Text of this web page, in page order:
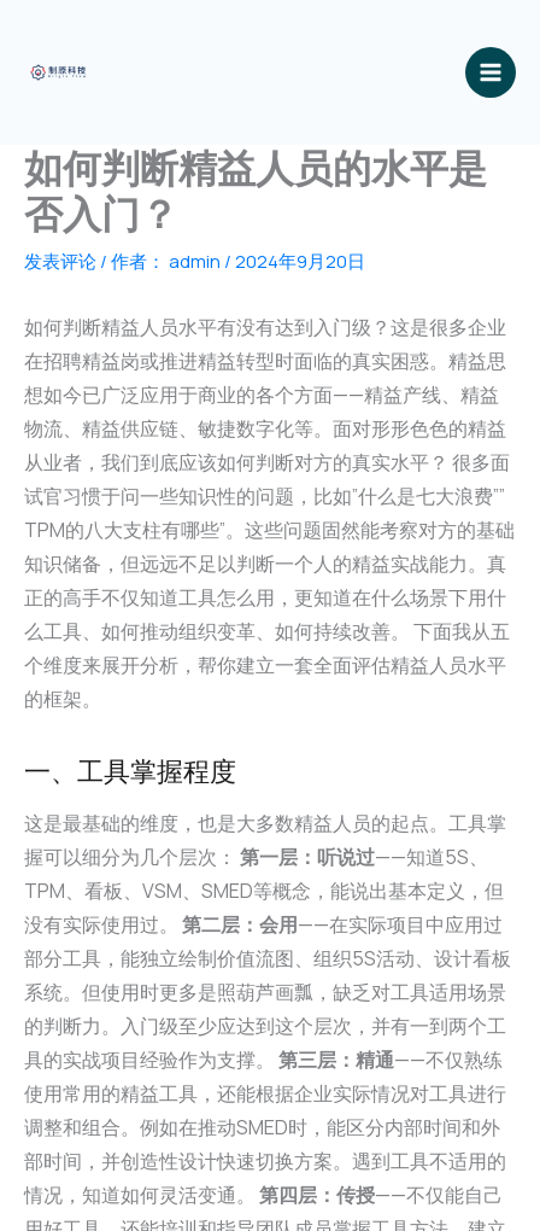
如何判断精益人员的水平是
否入门？
发表评论/ 作者： admin /2024年9月20日
如何判断精益人员水平有没有达到入门级？这是很多企业
在招聘精益岗或推进精益转型时面临的真实困惑。精益思
想如今已广泛应用于商业的各个方面——精益产线、精益
物流、精益供应链、敏捷数字化等。面对形形色色的精益
从业者，我们到底应该如何判断对方的真实水平？ 很多面
试官习惯于问一些知识性的问题，比如”什么是七大浪费””
TPM的八大支柱有哪些”。这些问题固然能考察对方的基础
知识储备，但远远不足以判断一个人的精益实战能力。真
正的高手不仅知道工具怎么用，更知道在什么场景下用什
么工具、如何推动组织变革、如何持续改善。 下面我从五
个维度来展开分析，帮你建立一套全面评估精益人员水平
的框架。
一、工具掌握程度
这是最基础的维度，也是大多数精益人员的起点。工具掌
握可以细分为几个层次： 第一层：听说过——知道5S、
TPM、看板、VSM、SMED等概念，能说出基本定义，但
没有实际使用过。 第二层：会用——在实际项目中应用过
部分工具，能独立绘制价值流图、组织5S活动、设计看板
系统。但使用时更多是照葫芦画瓢，缺乏对工具适用场景
的判断力。入门级至少应达到这个层次，并有一到两个工
具的实战项目经验作为支撑。 第三层：精通——不仅熟练
使用常用的精益工具，还能根据企业实际情况对工具进行
调整和组合。例如在推动SMED时，能区分内部时间和外
部时间，并创造性设计快速切换方案。遇到工具不适用的
情况，知道如何灵活变通。 第四层：传授——不仅能自己